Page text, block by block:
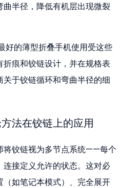
曲半径，降低有机层出现微裂
好的薄型折叠手机使用受这些
痕和铰链设计，并在规格表
于铰链循环和弯曲半径的细
法在铰链上的应用
将铰链视为多节点系统——每个
连接定义允许的状态。这对必
（如笔记本模式）、完全展开